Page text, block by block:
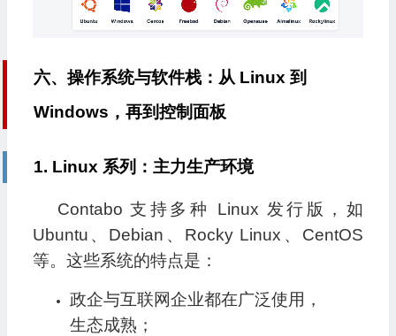
六、操作系统与软件栈：从 Linux 到
Windows，再到控制面板
1. Linux 系列：主力生产环境
Contabo 支持多种 Linux 发行版，如
Ubuntu、Debian、Rocky Linux、CentOS
等。这些系统的特点是：
政企与互联网企业都在广泛使用，
生态成熟；